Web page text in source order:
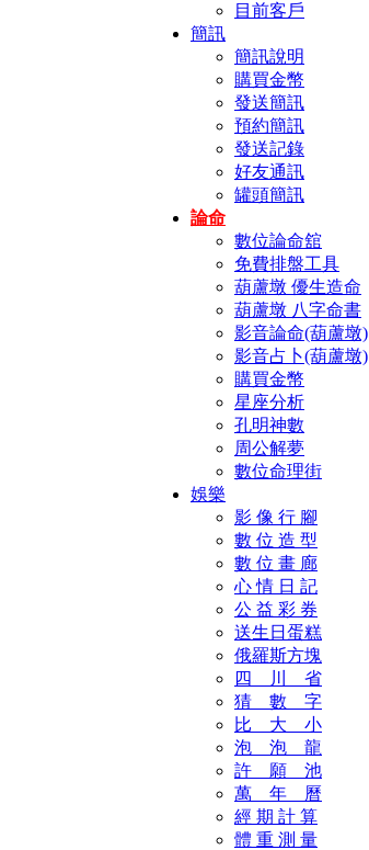
目前客戶
簡訊
簡訊說明
購買金幣
發送簡訊
預約簡訊
發送記錄
好友通訊
罐頭簡訊
論命
數位論命舘
免費排盤工具
葫蘆墩 優生造命
葫蘆墩 八字命書
影音論命(葫蘆墩)
影音占卜(葫蘆墩)
購買金幣
星座分析
孔明神數
周公解夢
數位命理街
娛樂
影 像 行 腳
數 位 造 型
數 位 畫 廊
心 情 日 記
公 益 彩 券
送生日蛋糕
俄羅斯方塊
四 川 省
猜 數 字
比 大 小
泡 泡 龍
許 願 池
萬 年 曆
經 期 計 算
體 重 測 量